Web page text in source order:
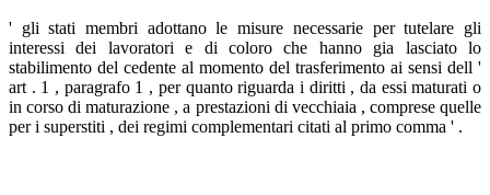
' gli stati membri adottano le misure necessarie per tutelare gli
interessi dei lavoratori e di coloro che hanno gia lasciato lo
stabilimento del cedente al momento del trasferimento ai sensi dell '
art . 1 , paragrafo 1 , per quanto riguarda i diritti , da essi maturati o
in corso di maturazione , a prestazioni di vecchiaia , comprese quelle
per i superstiti , dei regimi complementari citati al primo comma ' .